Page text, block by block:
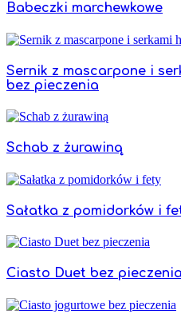
Babeczki marchewkowe
Sernik z mascarpone i
bez pieczenia
Schab z żurawiną
Sałatka z pomidorków i
Ciasto Duet bez pieczenia